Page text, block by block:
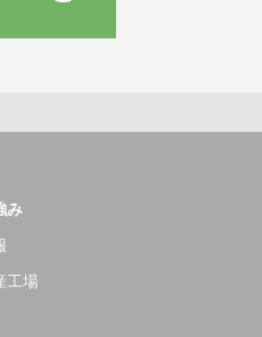
み
工場